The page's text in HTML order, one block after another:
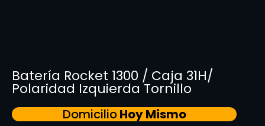
Batería Rocket 1300 / Caja 31H/
Polaridad Izquierda Tornillo
DomicilioHoy Mismo